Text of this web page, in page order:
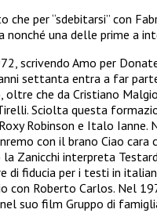
che per “sdebitarsi” con
nonché una delle prime a
scrivendo Amo per
settanta entra a far
oltre che da Cristiano
Sciolta questa
Robinson e Italo Ianne.
con il brano Ciao
Zanicchi interpreta
di fiducia per i testi in
con Roberto Carlos. Nel
suo film Gruppo di